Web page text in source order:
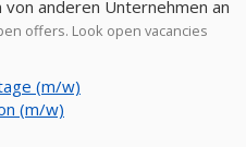
von anderen Unternehmen an
offers. Look open vacancies
(m/w)
(m/w)